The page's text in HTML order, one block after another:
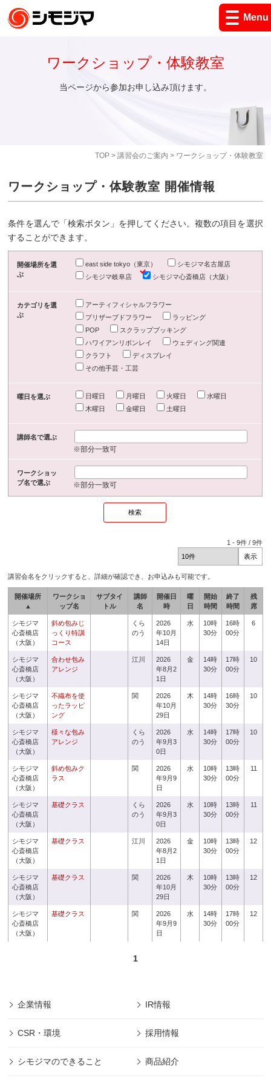
Menu
TOP> 講習会のご案内 > ワークショップ・体験教室
ワークショップ・体験教室
当ページから参加お申し込み頂けます。
ワークショップ・体験教室 開催情報
条件を選んで「検索ボタン」を押してください。複数の項目を選択
することができます。
開催場所を選
ぶ
east side tokyo（東京）
シモジマ名古屋店
シモジマ岐阜店
シモジマ心斎橋店（大阪）
カテゴリを選
ぶ
アーティフィシャルフラワー
プリザーブドフラワー
ラッピング
POP
スクラップブッキング
ハワイアンリボンレイ
ウェディング関連
クラフト
ディスプレイ
その他手芸・工芸
曜日を選ぶ 日曜日 月曜日 火曜日
水曜日
木曜日
金曜日 土曜日
講師名で選ぶ
※部分一致可
ワークショッ
プ名で選ぶ
※部分一致可
1 -9件 /9件
講習会名をクリックすると、詳細が確認でき、お申込みも可能です。
開催場所
▲
ワークショ
ップ名
サブタイ
トル
講師
名
開催日
時
曜
日
開始
時間
終了
時間
残
席
シモジマ
心斎橋店
（大阪）
斜め包みじ
っくり特訓
コース
くら
のう
2026
年10月
14日
水
10時
30分
16時
00分
6
シモジマ
心斎橋店
（大阪）
合わせ包み
アレンジ
江川
2026
年8月2
1日
金
14時
30分
17時
00分
10
シモジマ
心斎橋店
（大阪）
不織布を使
ったラッピ
ング
関
2026
年10月
29日
木
14時
30分
16時
30分
10
シモジマ
心斎橋店
（大阪）
様々な包み
アレンジ
くら
のう
2026
年9月3
0日
水
14時
30分
17時
00分
10
シモジマ
心斎橋店
（大阪）
斜め包みク
ラス
関
2026
年9月9
日
水
10時
30分
13時
00分
11
シモジマ
心斎橋店
（大阪）
基礎クラス
くら
のう
2026
年9月3
0日
水
10時
30分
13時
00分
11
シモジマ
心斎橋店
（大阪）
基礎クラス 江川
2026
年8月2
1日
金
10時
30分
13時
00分
12
シモジマ
心斎橋店
（大阪）
基礎クラス 関
2026
年10月
29日
木
10時
30分
13時
00分
12
シモジマ
心斎橋店
（大阪）
基礎クラス 関
2026
年9月9
日
水
14時
30分
17時
00分
12
1
企業情報 IR情報
CSR・環境 採用情報
シモジマのできること 商品紹介